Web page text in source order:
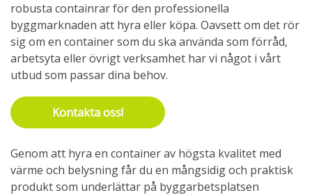
robusta containrar för den professionella
byggmarknaden att hyra eller köpa. Oavsett om det rör
sig om en container som du ska använda som förråd,
arbetsyta eller övrigt verksamhet har vi något i vårt
utbud som passar dina behov.
Kontakta oss!
Genom att hyra en container av högsta kvalitet med
värme och belysning får du en mångsidig och praktisk
produkt som underlättar på byggarbetsplatsen